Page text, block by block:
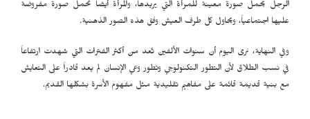
الرجل يحمل صورة معينة للمرأة التي يريدها، والمرأة أيضاً تحمل صورة مفروضة
عليها اجتماعياً، ويحاول كل طرف العيش وفق هذه الصور الذهنية.
وفي النهاية، نرى اليوم أن سنوات الألفين تُعد من أكثر الفترات التي شهدت ارتفاعاً
في نسب الطلاق لأن التطور التكنولوجي وتطور وعي الإنسان لم يعد قادراً على التعايش
مع بنية قديمة قائمة على مفاهيم تقليدية مثل مفهوم الأسرة بشكلها القديم.